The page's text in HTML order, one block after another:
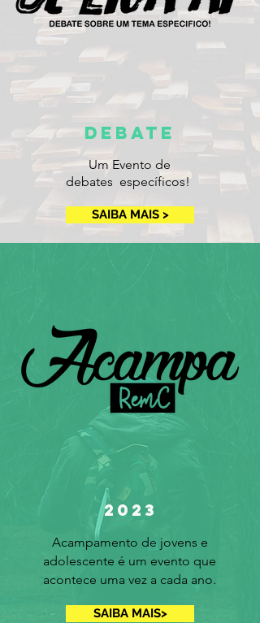
debate
Um Evento de
debates específicos!
SAIBA MAIS >
2023
Acampamento de jovens e
adolescente é um evento que
acontece uma vez a cada ano.
SAIBA MAIS>